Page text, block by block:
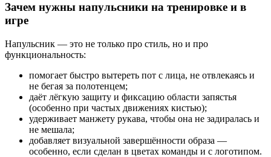
Зачем нужны напульсники на тренировке и в
игре
Напульсник — это не только про стиль, но и про
функциональность:
помогает быстро вытереть пот с лица, не отвлекаясь и
не бегая за полотенцем;
даёт лёгкую защиту и фиксацию области запястья
(особенно при частых движениях кистью);
удерживает манжету рукава, чтобы она не задиралась и
не мешала;
добавляет визуальной завершённости образа —
особенно, если сделан в цветах команды и с логотипом.